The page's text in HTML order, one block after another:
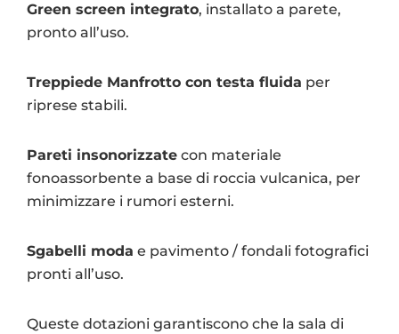
Green screen integrato, installato a parete,
pronto all’uso.
Treppiede Manfrotto con testa fluida per
riprese stabili.
Pareti insonorizzate con materiale
fonoassorbente a base di roccia vulcanica, per
minimizzare i rumori esterni.
Sgabelli moda e pavimento / fondali fotografici
pronti all’uso.
Queste dotazioni garantiscono che la sala di